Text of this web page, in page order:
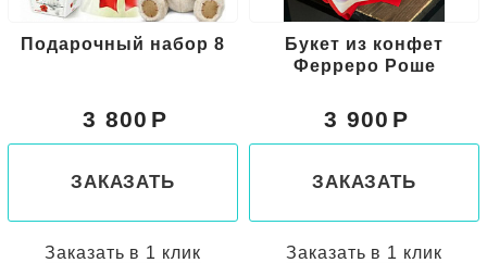
Подарочный набор 8
3 800
ЗАКАЗАТЬ
Заказать в 1 клик
Букет из конфет
Ферреро Роше
3 900
ЗАКАЗАТЬ
Заказать в 1 клик